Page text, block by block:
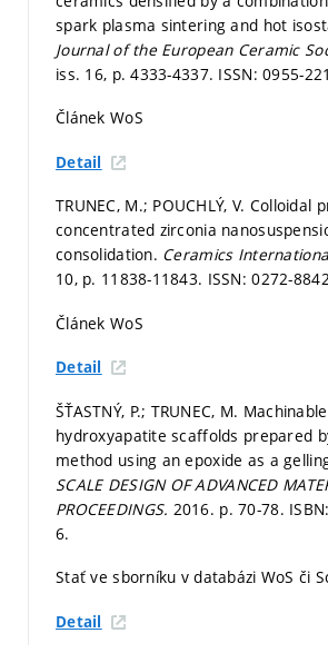
spark plasma sintering and hot
Journal of the European Ceramic
iss. 16, p. 4333-4337. ISSN: 0955-
Článek WoS
Detail
TRUNEC, M.; POUCHLÝ, V. Colloidal
concentrated zirconia
consolidation. Ceramics
10, p. 11838-11843. ISSN: 0272-
Článek WoS
Detail
ŠŤASTNÝ, P.; TRUNEC, M.
hydroxyapatite scaffolds prepared
method using an epoxide as a
SCALE DESIGN OF ADVANCED
PROCEEDINGS. 2016. p. 70-78.
6.
Stať ve sborníku v databázi WoS či
Detail